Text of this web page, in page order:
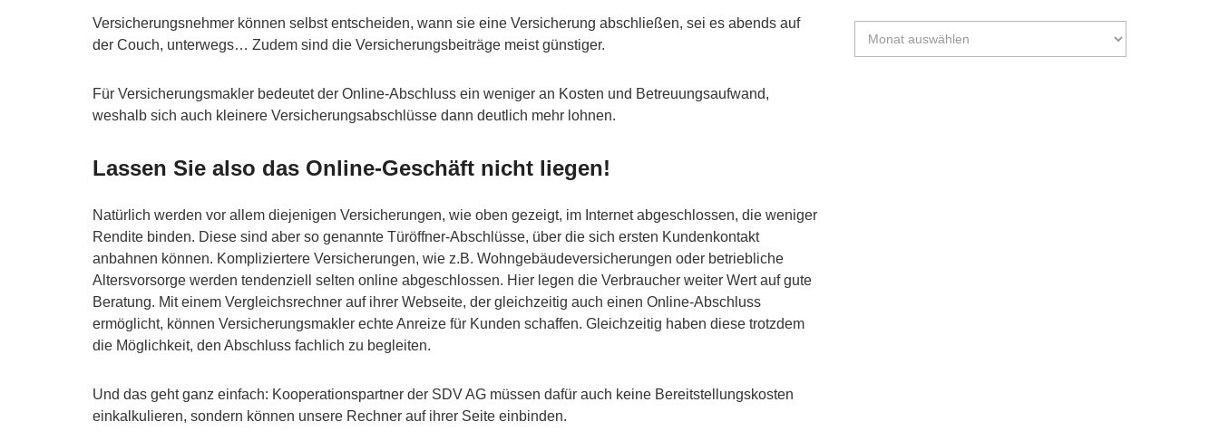
Versicherungsnehmer können selbst entscheiden, wann sie eine Versicherung abschließen, sei es abends auf
der Couch, unterwegs… Zudem sind die Versicherungsbeiträge meist günstiger.
Für Versicherungsmakler bedeutet der Online-Abschluss ein weniger an Kosten und Betreuungsaufwand,
weshalb sich auch kleinere Versicherungsabschlüsse dann deutlich mehr lohnen.
Lassen Sie also das Online-Geschäft nicht liegen!
Natürlich werden vor allem diejenigen Versicherungen, wie oben gezeigt, im Internet abgeschlossen, die weniger
Rendite binden. Diese sind aber so genannte Türöffner-Abschlüsse, über die sich ersten Kundenkontakt
anbahnen können. Kompliziertere Versicherungen, wie z.B. Wohngebäudeversicherungen oder betriebliche
Altersvorsorge werden tendenziell selten online abgeschlossen. Hier legen die Verbraucher weiter Wert auf gute
Beratung. Mit einem Vergleichsrechner auf ihrer Webseite, der gleichzeitig auch einen Online-Abschluss
ermöglicht, können Versicherungsmakler echte Anreize für Kunden schaffen. Gleichzeitig haben diese trotzdem
die Möglichkeit, den Abschluss fachlich zu begleiten.
Und das geht ganz einfach: Kooperationspartner der SDV AG müssen dafür auch keine Bereitstellungskosten
einkalkulieren, sondern können unsere Rechner auf ihrer Seite einbinden.